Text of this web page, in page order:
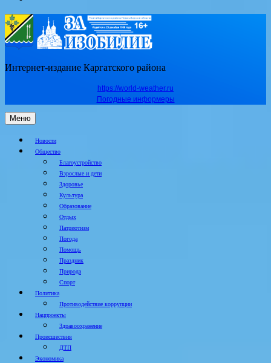
Интернет-издание Каргатского района
https://world-weather.ru
Погодные информеры
Меню
Новости
Общество
Благоустройство
Взрослые и дети
Здоровье
Культура
Образование
Отдых
Патриотизм
Погода
Помощь
Праздник
Природа
Спорт
Политика
Противодействие коррупции
Нацпроекты
Здравоохранение
Происшествия
ДТП
Экономика